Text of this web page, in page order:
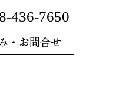
436-7650
・お問合せ